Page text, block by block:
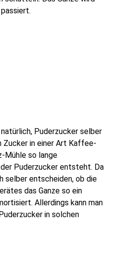
Puderzucker selber
Zucker in einer Art Kaffee-
Mühle so lange
Puderzucker entsteht. Da
selber entscheiden, ob die
das Ganze so ein
Allerdings kann man
in solchen